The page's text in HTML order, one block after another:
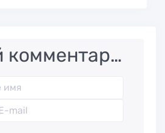
комментарий..